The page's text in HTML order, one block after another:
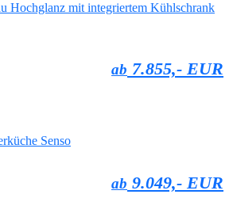
ab 7.855,- EUR
ab 9.049,- EUR